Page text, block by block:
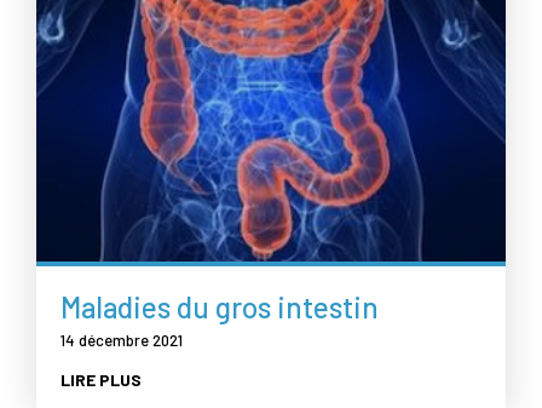
Maladies du gros intestin
14 décembre 2021
LIRE PLUS